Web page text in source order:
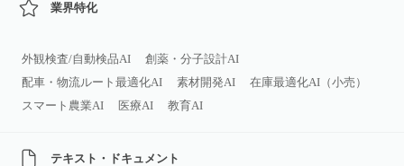
業界特化
外観検査/自動検品AI
創薬・分子設計AI
配車・物流ルート最適化AI
素材開発AI
在庫最適化AI（小売）
スマート農業AI
医療AI 教育AI
テキスト・ドキュメント